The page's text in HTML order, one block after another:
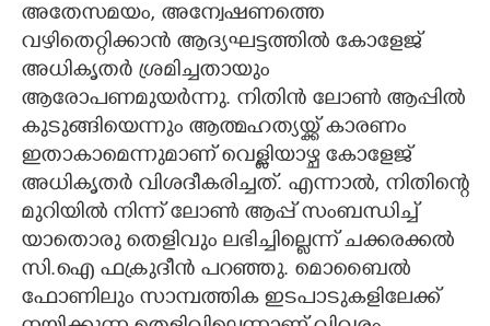
അതേസമയം, അന്വേഷണത്തെ
വഴിതെറ്റിക്കാൻ ആദ്യഘട്ടത്തിൽ കോളേജ്
അധികൃതർ ശ്രമിച്ചതായും
ആരോപണമുയർന്നു. നിതിൻ ലോൺ ആപ്പിൽ
കുടുങ്ങിയെന്നും ആത്മഹത്യയ്ക്ക് കാരണം
ഇതാകാമെന്നുമാണ് വെള്ളിയാഴ്ച കോളേജ്
അധികൃതർ വിശദീകരിച്ചത്. എന്നാൽ, നിതിന്റെ
മുറിയിൽ നിന്ന് ലോൺ ആപ്പ് സംബന്ധിച്ച്
യാതൊരു തെളിവും ലഭിച്ചില്ലെന്ന് ചക്കരക്കൽ
സി.ഐ ഫക്രുദീൻ പറഞ്ഞു. മൊബൈൽ
ഫോണിലും സാമ്പത്തിക ഇടപാടുകളിലേക്ക്